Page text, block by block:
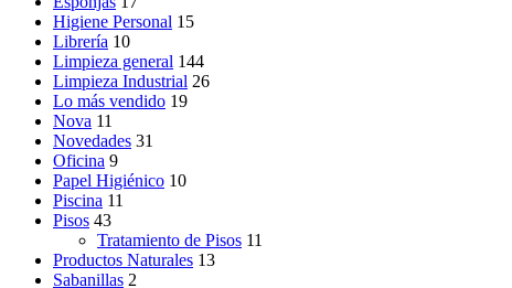
Higiene Personal 15
Librería 10
Limpieza general 144
Limpieza Industrial 26
Lo más vendido 19
Nova 11
Novedades 31
Oficina 9
Papel Higiénico 10
Piscina 11
Pisos 43
Tratamiento de Pisos 11
Productos Naturales 13
Sabanillas 2